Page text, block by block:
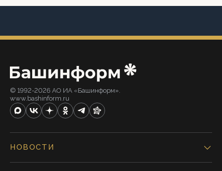
© 1992-2026 АО ИА «Башинформ».
www.bashinform.ru
НОВОСТИ